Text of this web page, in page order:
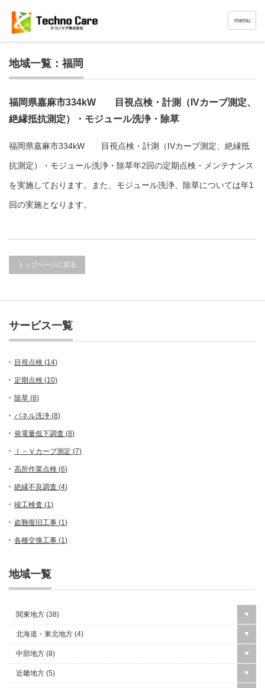
menu
地域一覧：福岡
福岡県嘉麻市334kW 目視点検・計測（IVカーブ測定、
絶縁抵抗測定）・モジュール洗浄・除草
福岡県嘉麻市334kW 目視点検・計測（IVカーブ測定、絶縁抵
抗測定）・モジュール洗浄・除草年2回の定期点検・メンテナンス
を実施しております。また、モジュール洗浄、除草については年1
回の実施となります。
トップページに戻る
サービス一覧
目視点検 (14)
定期点検 (10)
除草 (8)
パネル洗浄 (8)
発電量低下調査 (8)
Ｉ－Ｖカーブ測定 (7)
高所作業点検 (6)
絶縁不良調査 (4)
竣工検査 (1)
盗難復旧工事 (1)
各種交換工事 (1)
地域一覧
関東地方 (38)
北海道・東北地方 (4)
中部地方 (8)
近畿地方 (5)